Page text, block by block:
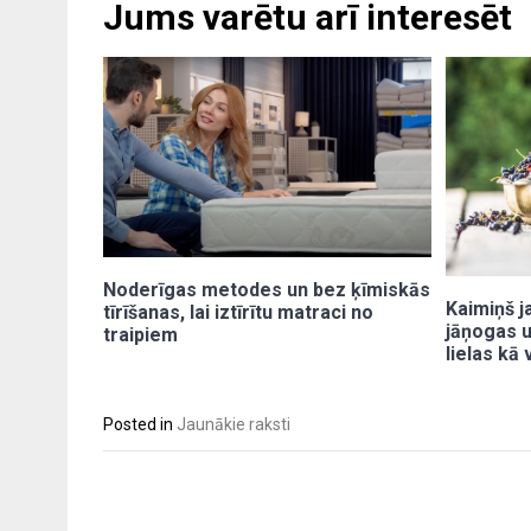
Jums varētu arī interesēt
Noderīgas metodes un bez ķīmiskās
tīrīšanas, lai iztīrītu matraci no
traipiem
Kaimiņš
jāņogas
lielas kā
Posted in Jaunākie raksti